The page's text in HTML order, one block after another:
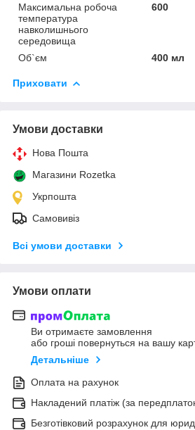
Максимальна робоча
температура
навколишнього
середовища
600
Об`єм 400 мл
Приховати
Умови доставки
Нова Пошта
Магазини Rozetka
Укрпошта
Самовивіз
Всі умови доставки
Умови оплати
Ви отримаєте замовлення
або гроші повернуться на вашу
Детальніше
Оплата на рахунок
Накладений платіж (за
Безготівковий розрахунок для